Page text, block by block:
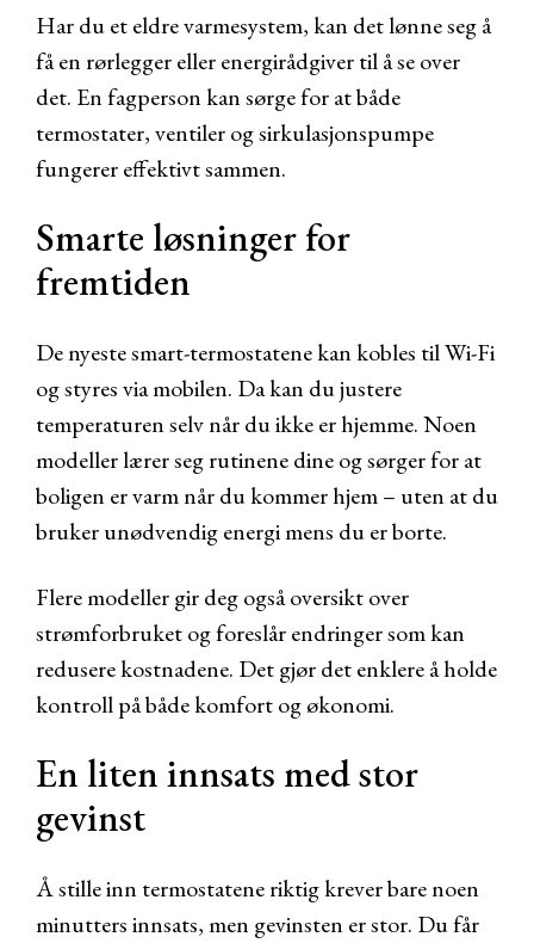
Har du et eldre varmesystem, kan det lønne seg å
få en rørlegger eller energirådgiver til å se over
det. En fagperson kan sørge for at både
termostater, ventiler og sirkulasjonspumpe
fungerer effektivt sammen.
Smarte løsninger for
fremtiden
De nyeste smart-termostatene kan kobles til Wi-Fi
og styres via mobilen. Da kan du justere
temperaturen selv når du ikke er hjemme. Noen
modeller lærer seg rutinene dine og sørger for at
boligen er varm når du kommer hjem – uten at du
bruker unødvendig energi mens du er borte.
Flere modeller gir deg også oversikt over
strømforbruket og foreslår endringer som kan
redusere kostnadene. Det gjør det enklere å holde
kontroll på både komfort og økonomi.
En liten innsats med stor
gevinst
Å stille inn termostatene riktig krever bare noen
minutters innsats, men gevinsten er stor. Du får